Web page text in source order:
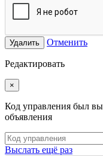
Удалить Отменить
Редактировать
×
Код управления был
объявления
Выслать ещё раз